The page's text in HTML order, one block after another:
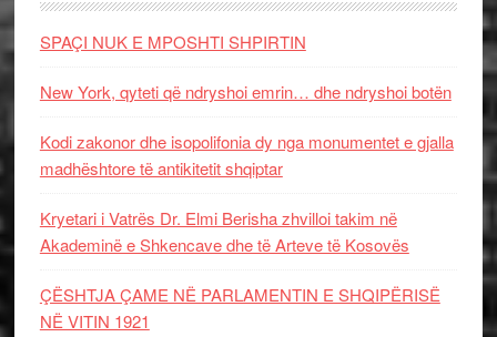
SPAÇI NUK E MPOSHTI SHPIRTIN
New York, qyteti që ndryshoi emrin… dhe ndryshoi botën
Kodi zakonor dhe isopolifonia dy nga monumentet e gjalla
madhështore të antikitetit shqiptar
Kryetari i Vatrës Dr. Elmi Berisha zhvilloi takim në
Akademinë e Shkencave dhe të Arteve të Kosovës
ÇËSHTJA ÇAME NË PARLAMENTIN E SHQIPËRISË
NË VITIN 1921